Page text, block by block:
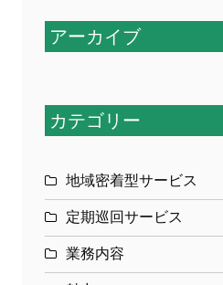
アーカイブ
カテゴリー
地域密着型サービス
定期巡回サービス
業務内容